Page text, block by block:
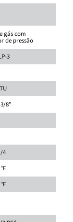
gás com
de pressão
3
8"
4